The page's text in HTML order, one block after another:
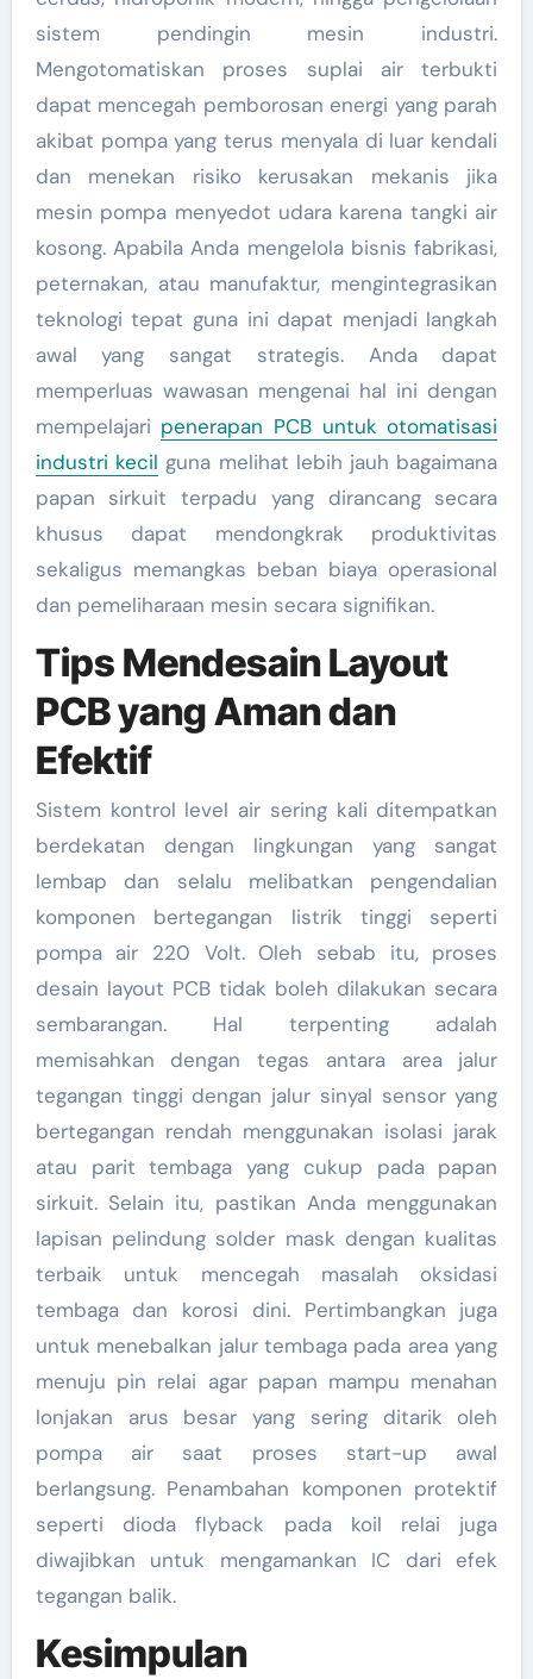
sistem pendingin mesin industri.
Mengotomatiskan proses suplai air terbukti
dapat mencegah pemborosan energi yang parah
akibat pompa yang terus menyala di luar kendali
dan menekan risiko kerusakan mekanis jika
mesin pompa menyedot udara karena tangki air
kosong. Apabila Anda mengelola bisnis fabrikasi,
peternakan, atau manufaktur, mengintegrasikan
teknologi tepat guna ini dapat menjadi langkah
awal yang sangat strategis. Anda dapat
memperluas wawasan mengenai hal ini dengan
mempelajari penerapan PCB untuk otomatisasi
industri kecil guna melihat lebih jauh bagaimana
papan sirkuit terpadu yang dirancang secara
khusus dapat mendongkrak produktivitas
sekaligus memangkas beban biaya operasional
dan pemeliharaan mesin secara signifikan.
Tips Mendesain Layout
PCB yang Aman dan
Efektif
Sistem kontrol level air sering kali ditempatkan
berdekatan dengan lingkungan yang sangat
lembap dan selalu melibatkan pengendalian
komponen bertegangan listrik tinggi seperti
pompa air 220 Volt. Oleh sebab itu, proses
desain layout PCB tidak boleh dilakukan secara
sembarangan. Hal terpenting adalah
memisahkan dengan tegas antara area jalur
tegangan tinggi dengan jalur sinyal sensor yang
bertegangan rendah menggunakan isolasi jarak
atau parit tembaga yang cukup pada papan
sirkuit. Selain itu, pastikan Anda menggunakan
lapisan pelindung solder mask dengan kualitas
terbaik untuk mencegah masalah oksidasi
tembaga dan korosi dini. Pertimbangkan juga
untuk menebalkan jalur tembaga pada area yang
menuju pin relai agar papan mampu menahan
lonjakan arus besar yang sering ditarik oleh
pompa air saat proses start-up awal
berlangsung. Penambahan komponen protektif
seperti dioda flyback pada koil relai juga
diwajibkan untuk mengamankan IC dari efek
tegangan balik.
Kesimpulan